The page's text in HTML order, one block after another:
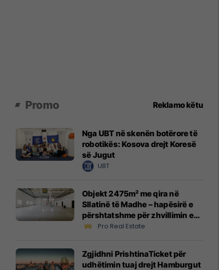
Promo Reklamo këtu
Nga UBT në skenën botërore të
robotikës: Kosova drejt Koresë
së Jugut
UBT
Objekt 2475m² me qira në
Sllatinë të Madhe – hapësirë e
përshtatshme për zhvillimin e
biznesit #16068
Pro Real Estate
Zgjidhni PrishtinaTicket për
udhëtimin tuaj drejt Hamburgut